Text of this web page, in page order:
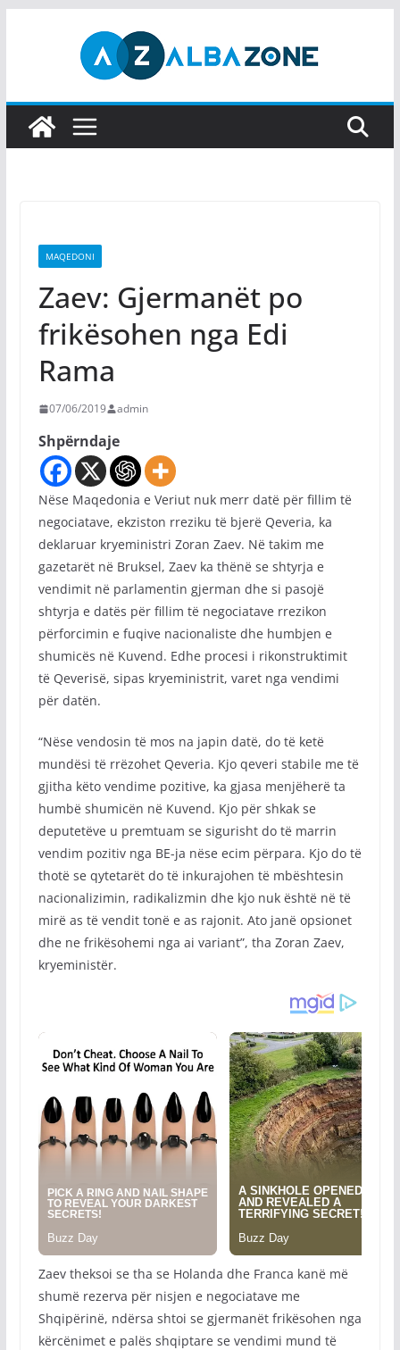
MAQEDONI
Zaev: Gjermanët po
frikësohen nga Edi
Rama
07/06/2019 admin
Shpërndaje
Nëse Maqedonia e Veriut nuk merr datë për fillim të
negociatave, ekziston rreziku të bjerë Qeveria, ka
deklaruar kryeministri Zoran Zaev. Në takim me
gazetarët në Bruksel, Zaev ka thënë se shtyrja e
vendimit në parlamentin gjerman dhe si pasojë
shtyrja e datës për fillim të negociatave rrezikon
përforcimin e fuqive nacionaliste dhe humbjen e
shumicës në Kuvend. Edhe procesi i rikonstruktimit
të Qeverisë, sipas kryeministrit, varet nga vendimi
për datën.
“Nëse vendosin të mos na japin datë, do të ketë
mundësi të rrëzohet Qeveria. Kjo qeveri stabile me të
gjitha këto vendime pozitive, ka gjasa menjëherë ta
humbë shumicën në Kuvend. Kjo për shkak se
deputetëve u premtuam se sigurisht do të marrin
vendim pozitiv nga BE-ja nëse ecim përpara. Kjo do të
thotë se qytetarët do të inkurajohen të mbështesin
nacionalizimin, radikalizmin dhe kjo nuk është në të
mirë as të vendit tonë e as rajonit. Ato janë opsionet
dhe ne frikësohemi nga ai variant”, tha Zoran Zaev,
kryeministër.
Zaev theksoi se tha se Holanda dhe Franca kanë më
shumë rezerva për nisjen e negociatave me
Shqipërinë, ndërsa shtoi se gjermanët frikësohen nga
kërcënimet e palës shqiptare se vendimi mund të